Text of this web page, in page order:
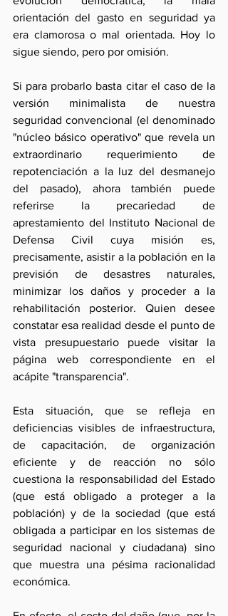
orientación del gasto en seguridad ya
era clamorosa o mal orientada. Hoy lo
sigue siendo, pero por omisión.
Si para probarlo basta citar el caso de la
versión minimalista de nuestra
seguridad convencional (el denominado
"núcleo básico operativo" que revela un
extraordinario requerimiento de
repotenciación a la luz del desmanejo
del pasado), ahora también puede
referirse la precariedad de
aprestamiento del Instituto Nacional de
Defensa Civil cuya misión es,
precisamente, asistir a la población en la
previsión de desastres naturales,
minimizar los daños y proceder a la
rehabilitación posterior. Quien desee
constatar esa realidad desde el punto de
vista presupuestario puede visitar la
página web correspondiente en el
acápite "transparencia".
Esta situación, que se refleja en
deficiencias visibles de infraestructura,
de capacitación, de organización
eficiente y de reacción no sólo
cuestiona la responsabilidad del Estado
(que está obligado a proteger a la
población) y de la sociedad (que está
obligada a participar en los sistemas de
seguridad nacional y ciudadana) sino
que muestra una pésima racionalidad
económica.